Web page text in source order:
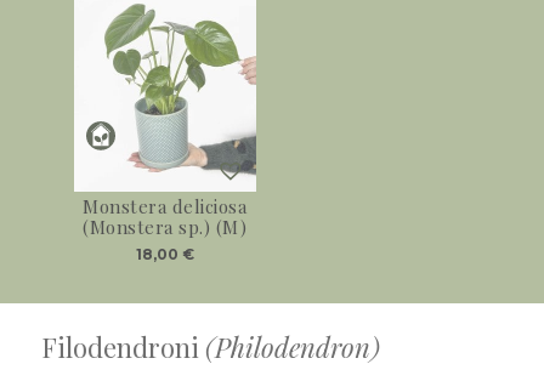
Monstera deliciosa
(Monstera sp.) (M)
18,00 €
Filodendroni (Philodendron)